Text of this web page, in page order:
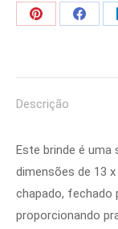
Share
Share
Descrição
Este brinde é uma
dimensões de 13
chapado, fechado
proporcionando